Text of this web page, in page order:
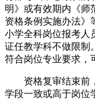
明》或有效期内《师
资格条例实施办法》
小学全科岗位报考人
证任教学科不做限制
符合岗位专业要求，
资格复审结束前，
学段一致或高于岗位